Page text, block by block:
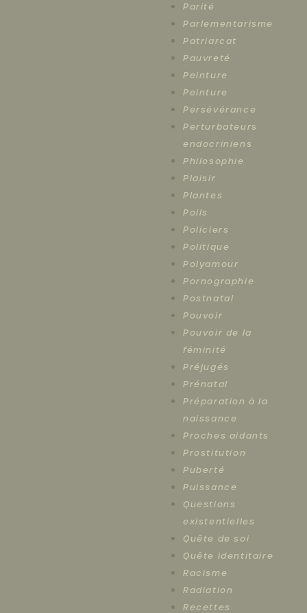
Parité
Parlementarisme
Patriarcat
Pauvreté
Peinture
Peinture
Persévérance
Perturbateurs
endocriniens
Philosophie
Plaisir
Plantes
Poils
Policiers
Politique
Polyamour
Pornographie
Postnatal
Pouvoir
Pouvoir de la
féminité
Préjugés
Prénatal
Préparation à la
naissance
Proches aidants
Prostitution
Puberté
Puissance
Questions
existentielles
Quête de soi
Quête identitaire
Racisme
Radiation
Recettes